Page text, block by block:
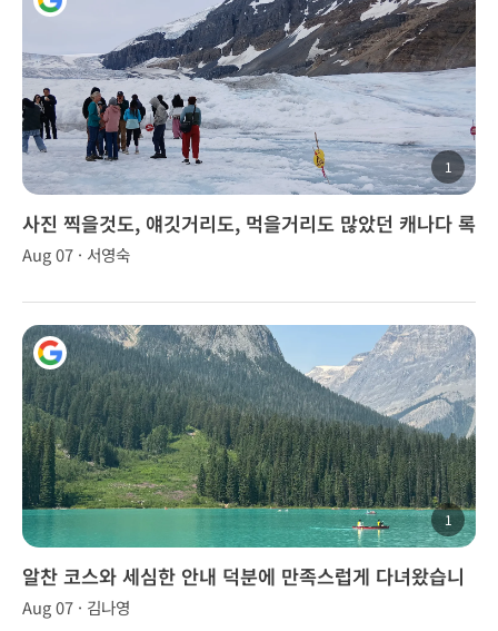
1
사진 찍을것도, 얘깃거리도, 먹을거리도 많았던 캐나다 록
키 투어..
Aug 07 · 서영숙
1
알찬 코스와 세심한 안내 덕분에 만족스럽게 다녀왔습니
다.
Aug 07 · 김나영